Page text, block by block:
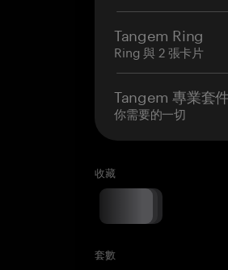
Tangem Ring
Ring 與 2 張卡片
Tangem 專業套
你需要的一切
收藏
套數